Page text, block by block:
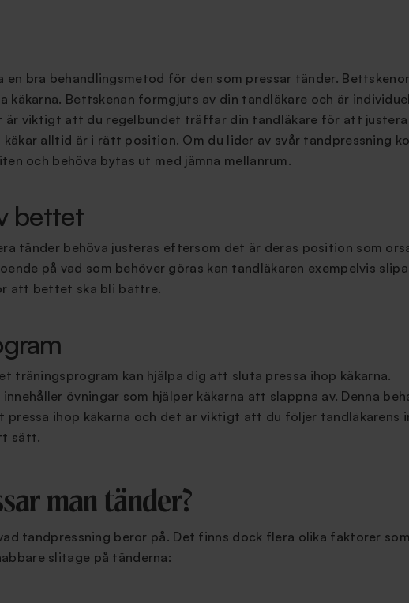
en bra behandlingsmetod för den som pressar tänder.
käkarna. Bettskenan formgjuts av din tandläkare och är
är viktigt att du regelbundet träffar din tandläkare för att justera
alltid är i rätt position. Om du lider av svår tandpressning
och behöva bytas ut med jämna mellanrum.
bettet
tänder behöva justeras eftersom det är deras position som
på vad som behöver göras kan tandläkaren exempelvis
att bettet ska bli bättre.
träningsprogram kan hjälpa dig att sluta pressa ihop käkarna.
övningar som hjälper käkarna att slappna av. Denna
pressa ihop käkarna och det är viktigt att du följer tandläkarens
sätt.
man tänder?
tandpressning beror på. Det finns dock flera olika faktorer
slitage på tänderna: